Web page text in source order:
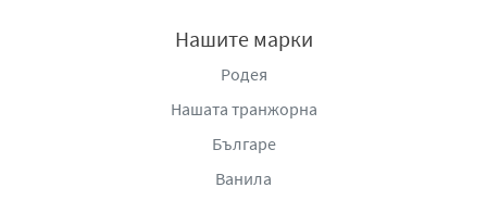
Нашите марки
Родея
Нашата транжорна
Българе
Ванила